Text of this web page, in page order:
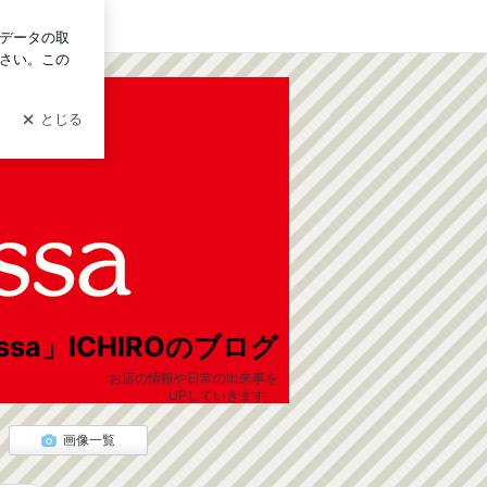
ログイン
」ICHIROのブログ
お店の情報や日常の出来事を
UPしていきます。
よろしくお願い致します。
画像一覧